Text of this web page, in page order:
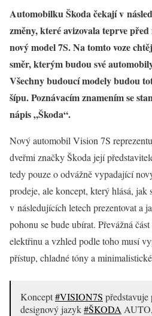
Automobilku Škoda čekají v
změny, které avizovala teprve
nový model 7S. Na tomto voze
směr, kterým budou své
Všechny budoucí modely budou
šípu. Poznávacím znamením se
nápis „Škoda“.
Nový automobil Vision 7S
dveřmi značky Škoda její
tedy pouze o odvážně vypadající
prodeje, ale koncept, který hlásá, jak
v následujících letech prezentovat a
pohonu se bude ubírat. Převážná
elektřinu a vzhled podle toho musí
přístup, chladné tóny a
Koncept#VISION7S
designový jazyk#ŠKODA